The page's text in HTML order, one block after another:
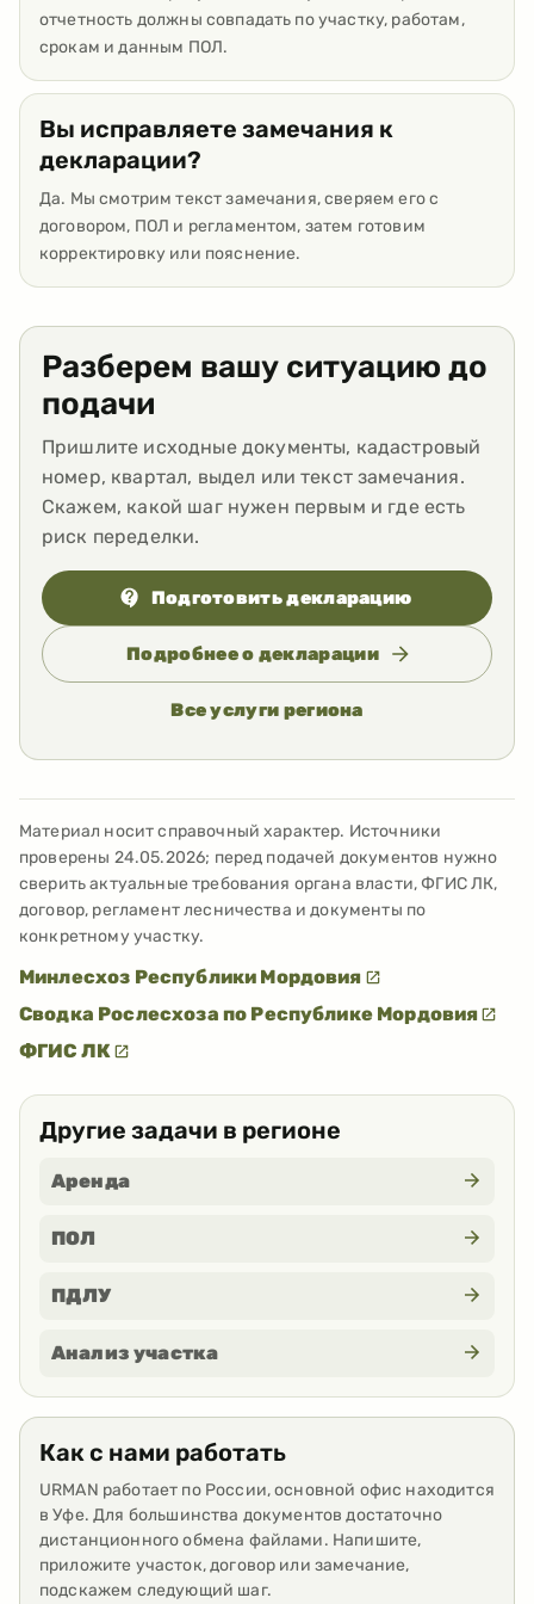
отчетность должны совпадать по участку, работам,
срокам и данным ПОЛ.
Вы исправляете замечания к
декларации?
Да. Мы смотрим текст замечания, сверяем его с
договором, ПОЛ и регламентом, затем готовим
корректировку или пояснение.
Разберем вашу ситуацию до
подачи
Пришлите исходные документы, кадастровый
номер, квартал, выдел или текст замечания.
Скажем, какой шаг нужен первым и где есть
риск переделки.
Подготовить декларацию
Подробнее о декларации
Все услуги региона
Материал носит справочный характер. Источники
проверены 24.05.2026; перед подачей документов нужно
сверить актуальные требования органа власти, ФГИС ЛК,
договор, регламент лесничества и документы по
конкретному участку.
Минлесхоз Республики Мордовия
Сводка Рослесхоза по Республике Мордовия
ФГИС ЛК
Другие задачи в регионе
Аренда
ПОЛ
ПДЛУ
Анализ участка
Как с нами работать
URMAN работает по России, основной офис находится
в Уфе. Для большинства документов достаточно
дистанционного обмена файлами. Напишите,
приложите участок, договор или замечание,
подскажем следующий шаг.